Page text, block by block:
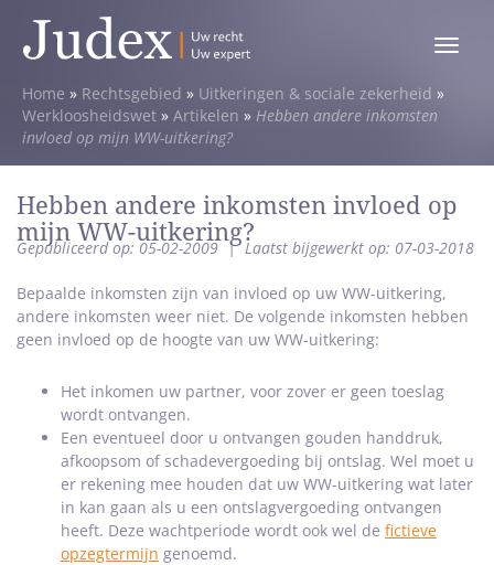
Toggle
Home » Rechtsgebied » Uitkeringen & sociale zekerheid »
Werkloosheidswet » Artikelen » Hebben andere inkomsten
invloed op mijn WW-uitkering?
Hebben andere inkomsten invloed op
mijn WW-uitkering?
Gepubliceerd op: 05-02-2009|Laatst bijgewerkt op: 07-03-2018
Bepaalde inkomsten zijn van invloed op uw WW-uitkering,
andere inkomsten weer niet. De volgende inkomsten hebben
geen invloed op de hoogte van uw WW-uitkering:
Het inkomen uw partner, voor zover er geen toeslag
wordt ontvangen.
Een eventueel door u ontvangen gouden handdruk,
afkoopsom of schadevergoeding bij ontslag. Wel moet u
er rekening mee houden dat uw WW-uitkering wat later
in kan gaan als u een ontslagvergoeding ontvangen
heeft. Deze wachtperiode wordt ook wel de fictieve
opzegtermijn genoemd.